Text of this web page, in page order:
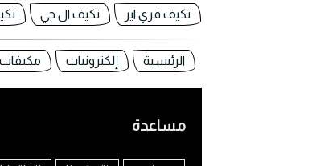
تكيف فري اير
تكيف ال جي
الرئيسية إلكترونيات
مساعدة